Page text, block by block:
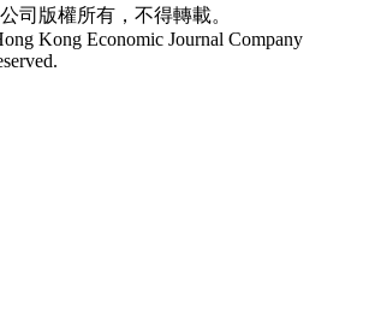
司版權所有，不得轉載。
Kong Economic Journal Company